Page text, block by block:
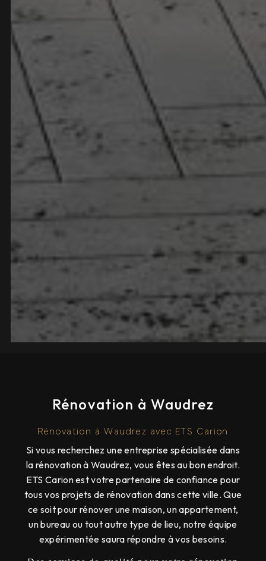
Rénovation à Waudrez
Rénovation à Waudrez avec ETS Carion
Si vous recherchez une entreprise spécialisée dans
la rénovation à Waudrez, vous êtes au bon endroit.
ETS Carion est votre partenaire de confiance pour
tous vos projets de rénovation dans cette ville. Que
ce soit pour rénover une maison, un appartement,
un bureau ou tout autre type de lieu, notre équipe
expérimentée saura répondre à vos besoins.